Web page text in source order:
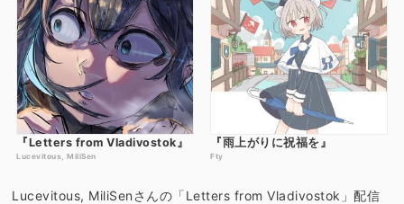
『Letters from Vladivostok』
Lucevitous, MiliSen
『雨上がりに祝福を』
Fty
Lucevitous, MiliSenさんの「Letters from Vladivostok」配信